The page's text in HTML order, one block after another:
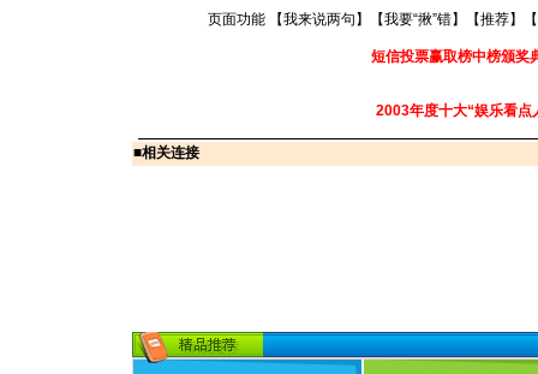
页面功能 【我来说两句 】【我要“揪”错】【推荐】
短信投票赢取榜中榜颁奖
2003年度十大“娱乐看点
■相关连接